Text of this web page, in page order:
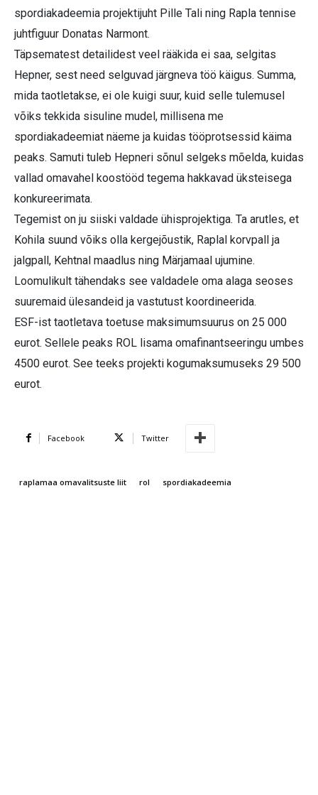
spordiakadeemia projektijuht Pille Tali ning Rapla tennise
juhtfiguur Donatas Narmont.
Täpsematest detailidest veel rääkida ei saa, selgitas
Hepner, sest need selguvad järgneva töö käigus. Summa,
mida taotletakse, ei ole kuigi suur, kuid selle tulemusel
võiks tekkida sisuline mudel, millisena me
spordiakadeemiat näeme ja kuidas tööprotsessid käima
peaks. Samuti tuleb Hepneri sõnul selgeks mõelda, kuidas
vallad omavahel koostööd tegema hakkavad üksteisega
konkureerimata.
Tegemist on ju siiski valdade ühisprojektiga. Ta arutles, et
Kohila suund võiks olla kergejõustik, Raplal korvpall ja
jalgpall, Kehtnal maadlus ning Märjamaal ujumine.
Loomulikult tähendaks see valdadele oma alaga seoses
suuremaid ülesandeid ja vastutust koordineerida.
ESF-ist taotletava toetuse maksimumsuurus on 25 000
eurot. Sellele peaks ROL lisama omafinantseeringu umbes
4500 eurot. See teeks projekti kogumaksumuseks 29 500
eurot.
Facebook Twitter
raplamaa omavalitsuste liit rol spordiakadeemia